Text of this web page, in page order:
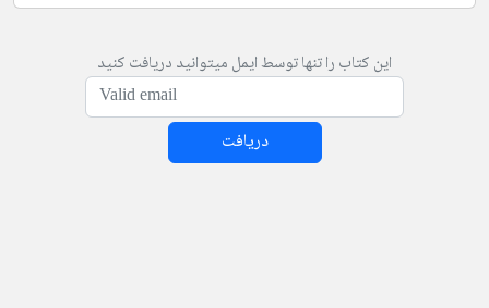
این کتاب را تنها توسط ایمل میتوانید دریافت کنید
دریافت